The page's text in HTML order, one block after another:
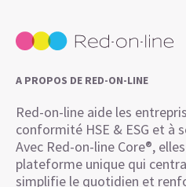
A PROPOS DE RED-ON-LINE
Red-on-line aide les
conformité HSE & ESG et à
Avec Red-on-line Core®,
plateforme unique qui
simplifie le quotidien et